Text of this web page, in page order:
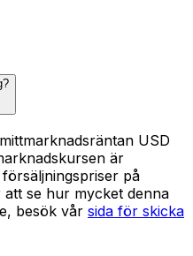
USD
är
på
se hur mycket denna
besök vår sida för skicka